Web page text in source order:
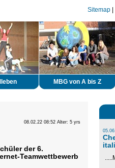
Sitemap
MBG von A bis Z
08.02.22 08:52 Alter: 5 yrs
der 6.
Teamwettbewerb